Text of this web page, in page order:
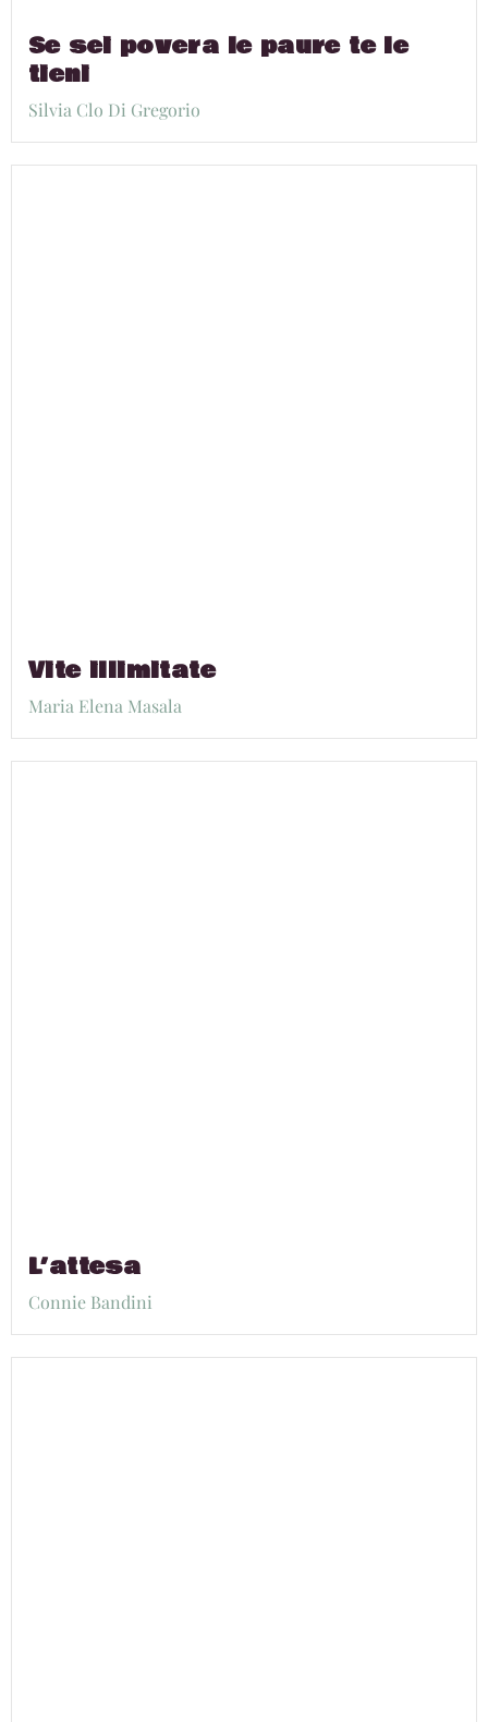
Se sei povera le paure te le
tieni
Silvia Clo Di Gregorio
Vite illimitate
Maria Elena Masala
L’attesa
Connie Bandini